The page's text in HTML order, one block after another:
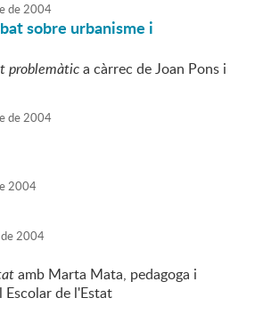
de2004
sobre urbanisme i
problemàtica càrrec de Joan Pons i
de2004
2004
de2004
amb Marta Mata, pedagoga i
Escolar de l'Estat